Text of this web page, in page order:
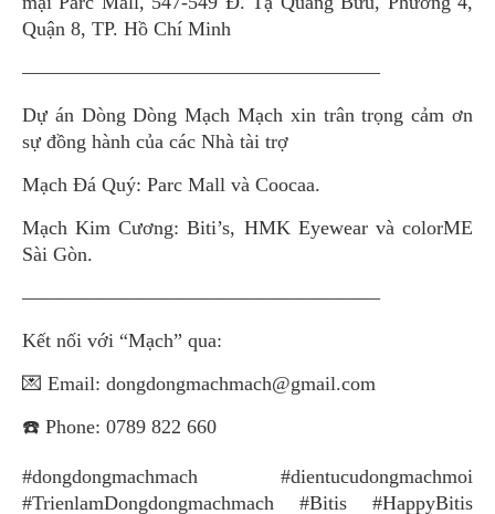
Quận 8, TP. Hồ Chí Minh
——————————————————
Dự án Dòng Dòng Mạch Mạch xin trân trọng cảm ơn
sự đồng hành của các Nhà tài trợ
Mạch Đá Quý: Parc Mall và Coocaa.
Mạch Kim Cương: Biti’s, HMK Eyewear và colorME
Sài Gòn.
——————————————————
Kết nối với “Mạch” qua:
💌 Email: dongdongmachmach@gmail.com
☎️ Phone: 0789 822 660
#dongdongmachmach #dientucudongmachmoi
#TrienlamDongdongmachmach #Bitis #HappyBitis